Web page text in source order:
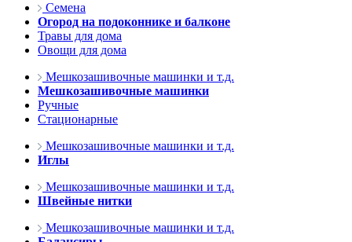
Семена
Огород на подоконнике и балконе
Травы для дома
Овощи для дома
Мешкозашивочные машинки и т.д.
Мешкозашивочные машинки
Ручные
Стационарные
Мешкозашивочные машинки и т.д.
Иглы
Мешкозашивочные машинки и т.д.
Швейные нитки
Мешкозашивочные машинки и т.д.